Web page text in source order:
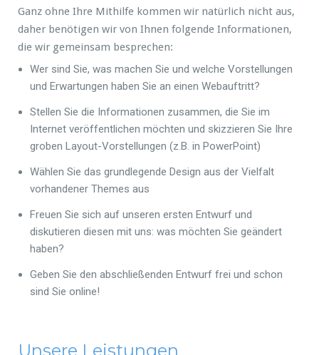
Ganz ohne Ihre Mithilfe kommen wir natürlich nicht aus,
daher benötigen wir von Ihnen folgende Informationen,
die wir gemeinsam besprechen:
Wer sind Sie, was machen Sie und welche Vorstellungen
und Erwartungen haben Sie an einen Webauftritt?
Stellen Sie die Informationen zusammen, die Sie im
Internet veröffentlichen möchten und skizzieren Sie Ihre
groben Layout-Vorstellungen (z.B. in PowerPoint)
Wählen Sie das grundlegende Design aus der Vielfalt
vorhandener Themes aus
Freuen Sie sich auf unseren ersten Entwurf und
diskutieren diesen mit uns: was möchten Sie geändert
haben?
Geben Sie den abschließenden Entwurf frei und schon
sind Sie online!
Unsere Leistungen